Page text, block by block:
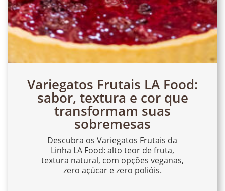
Variegatos Frutais LA Food:
sabor, textura e cor que
transformam suas
sobremesas
Descubra os Variegatos Frutais da
Linha LA Food: alto teor de fruta,
textura natural, com opções veganas,
zero açúcar e zero polióis.